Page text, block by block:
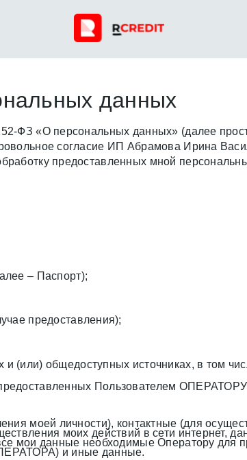
данных
ФЗ «О персональных данных» (далее
согласие ИП Абрамова Ирина
предоставленных мной
– Паспорт);
предоставления);
(или) общедоступных источниках, в том
Пользователем
моей личности), контактные (для
моих действий в сети интернет,
мои данные необходимые Оператору для
и иные данные.